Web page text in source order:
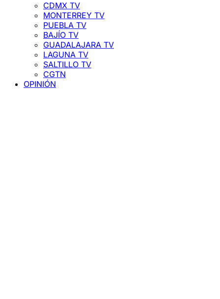
CDMX TV
MONTERREY TV
PUEBLA TV
BAJÍO TV
GUADALAJARA TV
LAGUNA TV
SALTILLO TV
CGTN
OPINIÓN